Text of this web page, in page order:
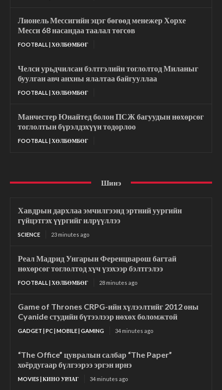
Лионель Мессигийн эцэг бөгөөд менежер Хорхе
Месси 68 насандаа таалал төгсөв
FOOTBALL | ХӨЛБӨМБӨГ
Челси урьдчилсан бэлтгэлийн тоглолтод Миланыг
буулган авч анхны ялалтаа байгууллаа
FOOTBALL | ХӨЛБӨМБӨГ
Манчестер Юнайтед болон ПСЖ багуудын нөхөрсөг
тоглолтын бүрэлдэхүүн тодорлоо
FOOTBALL | ХӨЛБӨМБӨГ
Шинэ
Хавдрын дархлаа эмчилгээнд эртний уургийн
гүйцэтгэх үүргийг илрүүллээ
SCIENCE 23 minutes ago
Реал Мадрид Унгарын Ференцварош багтай
нөхөрсөг тоглолтод хүч үзэхээр бэлтгэлээ
FOOTBALL | ХӨЛБӨМБӨГ 28 minutes ago
Game of Thrones CRPG-ийн хүлээлтийг 2012 оны
Cyanide студийн бүтээлээр нөхөх боломжтой
GADGET | PC | MOBILE | GAMING 34 minutes ago
“The Office” цувралын салбар “The Paper”
хоёрдугаар бүлгээрээ эргэн ирнэ
MOVIES | КИНО УРЛАГ 34 minutes ago